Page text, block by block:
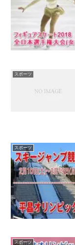
スポーツ
スポーツ
スポーツ